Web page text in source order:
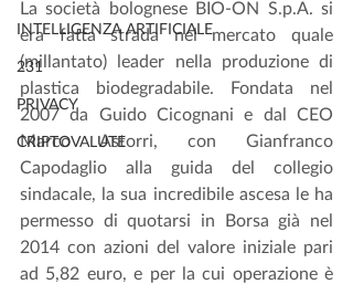
INTELLIGENZA ARTIFICIALE
231
PRIVACY
CRIPTOVALUTE
La società bolognese BIO-ON S.p.A. si
era fatta strada nel mercato quale
(millantato) leader nella produzione di
plastica biodegradabile. Fondata nel
2007 da Guido Cicognani e dal CEO
Marco Astorri, con Gianfranco
Capodaglio alla guida del collegio
sindacale, la sua incredibile ascesa le ha
permesso di quotarsi in Borsa già nel
2014 con azioni del valore iniziale pari
ad 5,82 euro, e per la cui operazione è